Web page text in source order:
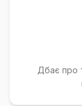
Дбає про